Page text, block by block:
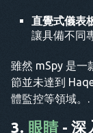
直覺式儀表
讓具備不同
雖然 mSpy 是一
節並未達到
體監控等領域。.
3. 眼睛- 深